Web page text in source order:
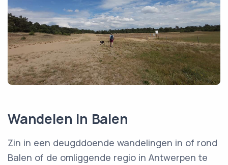
Wandelen in Balen
Zin in een deugddoende wandelingen in of rond
Balen of de omliggende regio in Antwerpen te